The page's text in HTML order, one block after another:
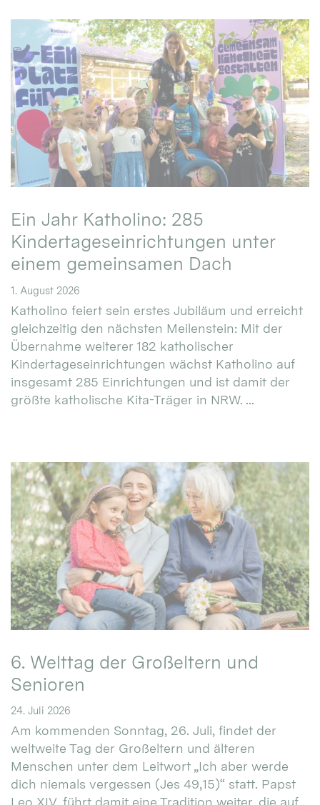
Ein Jahr Katholino: 285
Kindertageseinrichtungen unter
einem gemeinsamen Dach
1. August 2026
Katholino feiert sein erstes Jubiläum und erreicht
gleichzeitig den nächsten Meilenstein: Mit der
Übernahme weiterer 182 katholischer
Kindertageseinrichtungen wächst Katholino auf
insgesamt 285 Einrichtungen und ist damit der
größte katholische Kita-Träger in NRW. ...
6. Welttag der Großeltern und
Senioren
24. Juli 2026
Am kommenden Sonntag, 26. Juli, findet der
weltweite Tag der Großeltern und älteren
Menschen unter dem Leitwort „Ich aber werde
dich niemals vergessen (Jes 49,15)“ statt. Papst